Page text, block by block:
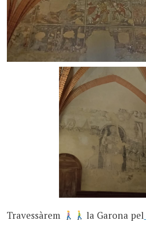
Travessàrem la Garona pel